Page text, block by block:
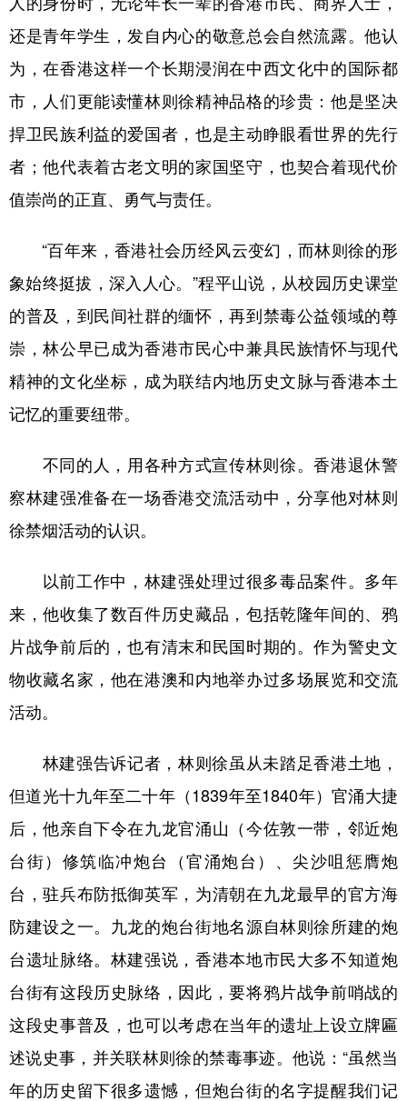
还是青年学生，发自内心的敬意总会自然流露。他认
为，在香港这样一个长期浸润在中西文化中的国际都
市，人们更能读懂林则徐精神品格的珍贵：他是坚决
捍卫民族利益的爱国者，也是主动睁眼看世界的先行
者；他代表着古老文明的家国坚守，也契合着现代价
值崇尚的正直、勇气与责任。
“百年来，香港社会历经风云变幻，而林则徐的形
象始终挺拔，深入人心。”程平山说，从校园历史课堂
的普及，到民间社群的缅怀，再到禁毒公益领域的尊
崇，林公早已成为香港市民心中兼具民族情怀与现代
精神的文化坐标，成为联结内地历史文脉与香港本土
记忆的重要纽带。
不同的人，用各种方式宣传林则徐。香港退休警
察林建强准备在一场香港交流活动中，分享他对林则
徐禁烟活动的认识。
以前工作中，林建强处理过很多毒品案件。多年
来，他收集了数百件历史藏品，包括乾隆年间的、鸦
片战争前后的，也有清末和民国时期的。作为警史文
物收藏名家，他在港澳和内地举办过多场展览和交流
活动。
林建强告诉记者，林则徐虽从未踏足香港土地，
但道光十九年至二十年（1839年至1840年）官涌大捷
后，他亲自下令在九龙官涌山（今佐敦一带，邻近炮
台街）修筑临冲炮台（官涌炮台）、尖沙咀惩膺炮
台，驻兵布防抵御英军，为清朝在九龙最早的官方海
防建设之一。九龙的炮台街地名源自林则徐所建的炮
台遗址脉络。林建强说，香港本地市民大多不知道炮
台街有这段历史脉络，因此，要将鸦片战争前哨战的
这段史事普及，也可以考虑在当年的遗址上设立牌匾
述说史事，并关联林则徐的禁毒事迹。他说：“虽然当
年的历史留下很多遗憾，但炮台街的名字提醒我们记